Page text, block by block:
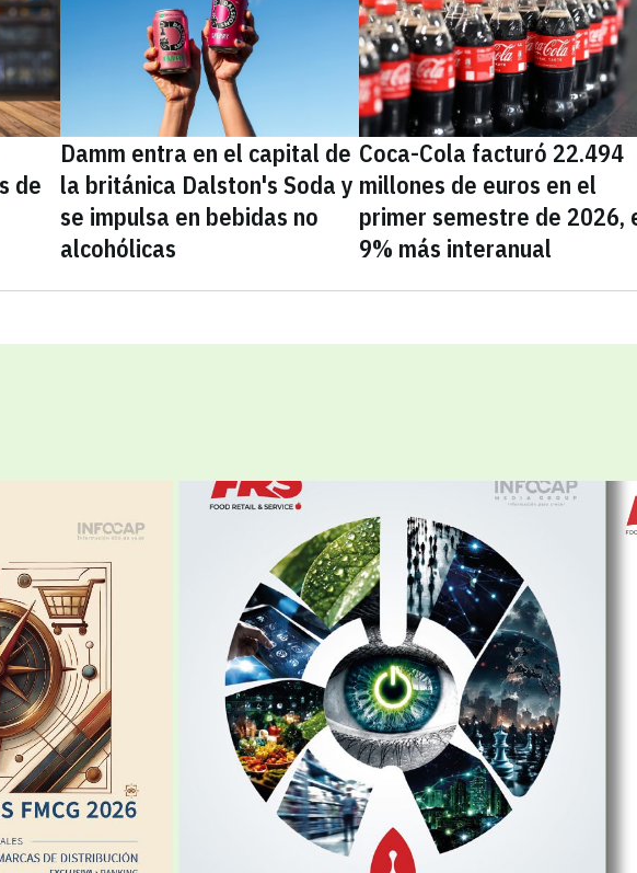
de
Damm entra en el capital de
la británica Dalston's Soda y
se impulsa en bebidas no
alcohólicas
Coca-Cola facturó 22.494
millones de euros en el
primer semestre de 2026,
9% más interanual